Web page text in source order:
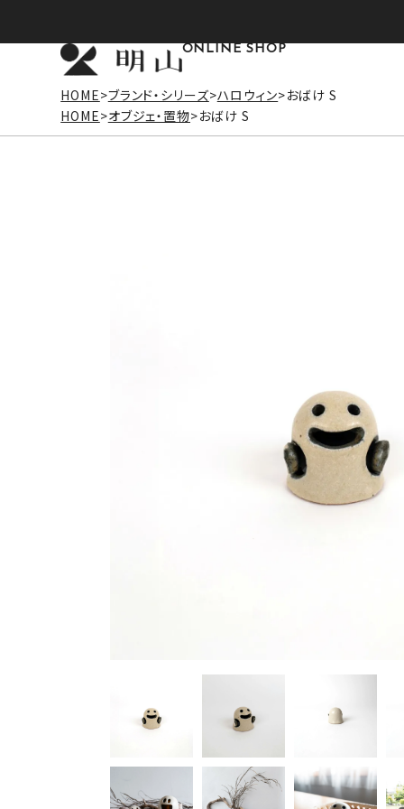
ONLINE SHOP
HOME ブランド・シリーズ ハロウィン おばけ S
HOME オブジェ・置物 おばけ S